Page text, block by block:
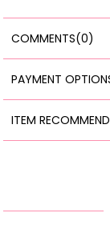
COMMENTS(0)
PAYMENT
ITEM